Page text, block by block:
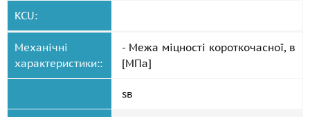
KCU:
Механічні
характеристики::
- Межа міцності короткочасної, в
[МПа]
sв